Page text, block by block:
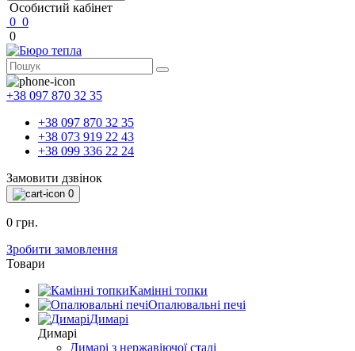
Особистий кабінет
0 0
0
+38 097 870 32 35
+38 097 870 32 35
+38 073 919 22 43
+38 099 336 22 24
Замовити дзвінок
0
0 грн.
Зробити замовлення
Товари
Камінні топки
Опалювальні печі
Димарі
Димарі
Димарі з нержавіючої сталі